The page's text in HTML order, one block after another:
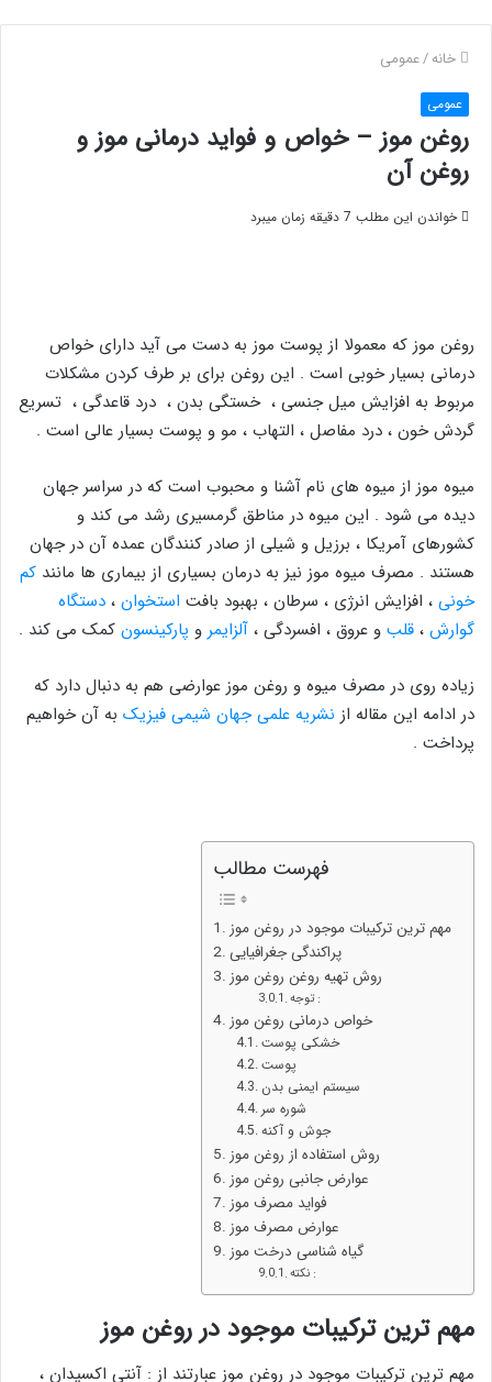
خانه/عمومی
عمومی
روغن موز – خواص و فواید درمانی موز و
روغن آن
خواندن این مطلب 7 دقیقه زمان میبرد
روغن موز که معمولا از پوست موز به دست می آید دارای خواص
درمانی بسیار خوبی است . این روغن برای بر طرف کردن مشکلات
مربوط به افزایش میل جنسی ، خستگی بدن ، درد قاعدگی ، تسریع
گردش خون ، درد مفاصل ، التهاب ، مو و پوست بسیار عالی است .
میوه موز از میوه های نام آشنا و محبوب است که در سراسر جهان
دیده می شود . این میوه در مناطق گرمسیری رشد می کند و
کشورهای آمریکا ، برزیل و شیلی از صادر کنندگان عمده آن در جهان
هستند . مصرف میوه موز نیز به درمان بسیاری از بیماری ها مانند کم
خونی ، افزایش انرژی ، سرطان ، بهبود بافت استخوان ، دستگاه
گوارش ، قلب و عروق ، افسردگی ، آلزایمر و پارکینسون کمک می کند .
زیاده روی در مصرف میوه و روغن موز عوارضی هم به دنبال دارد که
در ادامه این مقاله از نشریه علمی جهان شیمی فیزیک به آن خواهیم
پرداخت .
فهرست مطالب
مهم ترین ترکیبات موجود در روغن موز
پراکندگی جغرافیایی
روش تهیه روغن روغن موز
توجه :
خواص درمانی روغن موز
خشکی پوست
پوست
سیستم ایمنی بدن
شوره سر
جوش و آکنه
روش استفاده از روغن موز
عوارض جانبی روغن موز
فواید مصرف موز
عوارض مصرف موز
گیاه شناسی درخت موز
نکته :
مهم ترین ترکیبات موجود در روغن موز
مهم ترین ترکیبات موجود در روغن موز عبارتند از : آنتی اکسیدان ،